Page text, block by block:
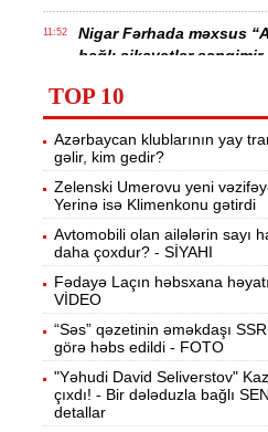
11:52
Nigar Fərhada məxsus
bağlı şikayətlər səngimir -
11:36
Əhalimizin yarısı bu
əziyyət çəkir -Səbəb
11:19
Azərbaycanda işçi
Əməkhaqqı 10 min
11:04
Kartdan istədiyiniz
bilərsiniz -VİDEO
10:50
Ər-arvadın yanaraq
həbs edilən var - Evdən
oğurlanıb
10:34
Azərbaycanda icra
rayonlar -
TOP 10
Azərbaycan klublarının yay
gəlir, kim gedir?
Zelenski Umerovu yeni
Yerinə isə Klimenkonu gətirdi
Avtomobili olan ailələrin sayı
daha çoxdur? - SİYAHI
Fədayə Laçın həbsxana
VİDEO
“Səs” qəzetinin əməkdaşı
görə həbs edildi - FOTO
"Yəhudi David Seliverstov"
çıxdı! - Bir dələduzla bağlı
detallar